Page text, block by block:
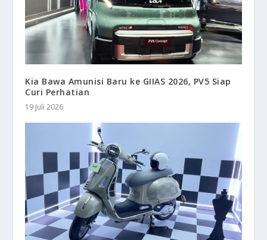
Kia Bawa Amunisi Baru ke GIIAS 2026, PV5 Siap
Curi Perhatian
19 Juli 2026